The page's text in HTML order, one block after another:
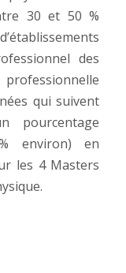
30 et 50 %
des
qui suivent
pourcentage
environ) en
les 4 Masters